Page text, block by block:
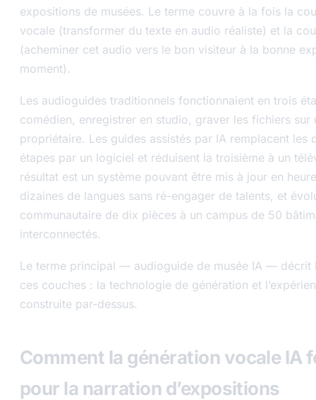
expositions de musées. Le terme couvre à la fois la
vocale (transformer du texte en audio réaliste) et la
(acheminer cet audio vers le bon visiteur à la bonne
moment).
Les audioguides traditionnels fonctionnaient en trois
comédien, enregistrer en studio, graver les fichiers sur
propriétaire. Les guides assistés par IA remplacent les
étapes par un logiciel et réduisent la troisième à un
résultat est un système pouvant être mis à jour en
dizaines de langues sans ré-engager de talents, et
communautaire de dix pièces à un campus de 50
interconnectés.
Le terme principal — audioguide de musée IA — décrit
ces couches : la technologie de génération et
construite par-dessus.
Comment la génération vocale IA
pour la narration d’expositions